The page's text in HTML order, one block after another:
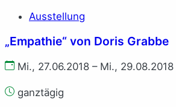
Ausstellung
„Empathie“ von Doris Grabbe
Mi., 27.06.2018 – Mi., 29.08.2018
ganztägig